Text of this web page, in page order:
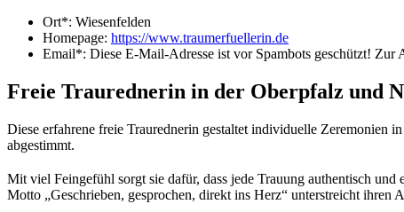
Ort*: Wiesenfelden
Homepage: https://www.traumerfuellerin.de
Email*: Diese E-Mail-Adresse ist vor Spambots geschützt! Zur
Freie Traurednerin in der Oberpfalz und
Diese erfahrene freie Traurednerin gestaltet individuelle Zeremonien
abgestimmt.
Mit viel Feingefühl sorgt sie dafür, dass jede Trauung authentisch
Motto „Geschrieben, gesprochen, direkt ins Herz“ unterstreicht ihren